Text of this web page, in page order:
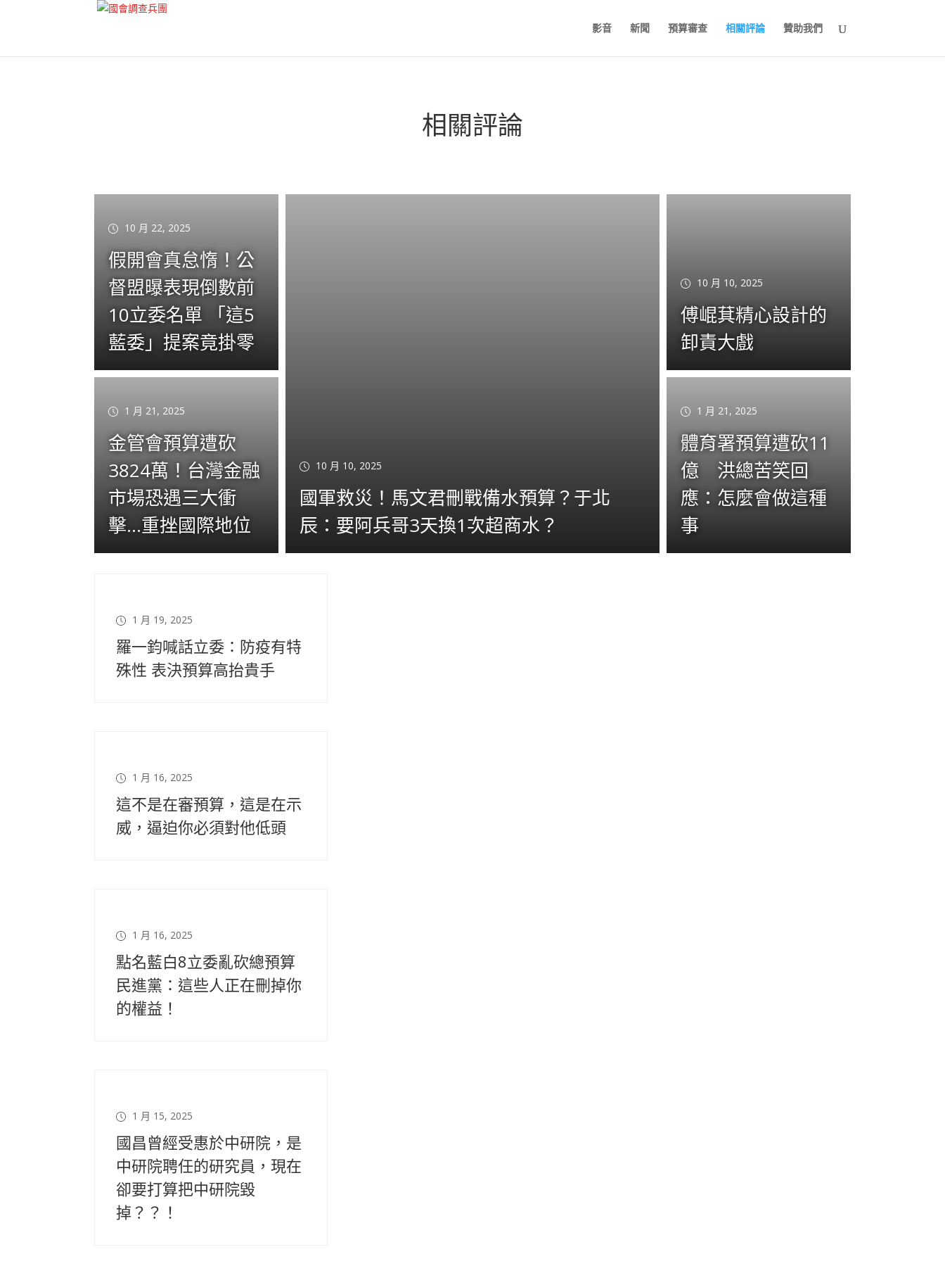
影音 新聞 預算審查 相關評論 贊助我們
相關評論
10 月 22, 2025
假開會真怠惰！公
督盟曝表現倒數前
10立委名單 「這5
藍委」提案竟掛零
10 月 10, 2025
國軍救災！馬文君刪戰備水預算？于北
辰：要阿兵哥3天換1次超商水？
10 月 10, 2025
傅崐萁精心設計的
卸責大戲
1 月 21, 2025
金管會預算遭砍
3824萬！台灣金融
市場恐遇三大衝
擊…重挫國際地位
1 月 21, 2025
體育署預算遭砍11
億 洪總苦笑回
應：怎麼會做這種
事
1 月 19, 2025
羅一鈞喊話立委：防疫有特
殊性 表決預算高抬貴手
1 月 16, 2025
這不是在審預算，這是在示
威，逼迫你必須對他低頭
1 月 16, 2025
點名藍白8立委亂砍總預算
民進黨：這些人正在刪掉你
的權益！
1 月 15, 2025
國昌曾經受惠於中研院，是
中研院聘任的研究員，現在
卻要打算把中研院毀
掉？？！